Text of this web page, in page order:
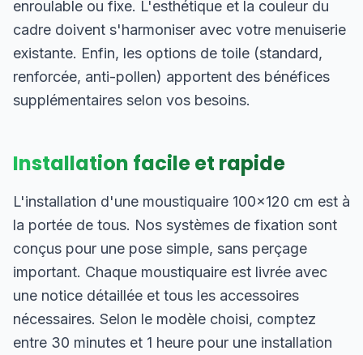
enroulable ou fixe. L'esthétique et la couleur du
cadre doivent s'harmoniser avec votre menuiserie
existante. Enfin, les options de toile (standard,
renforcée, anti-pollen) apportent des bénéfices
supplémentaires selon vos besoins.
Installation facile et rapide
L'installation d'une moustiquaire 100×120 cm est à
la portée de tous. Nos systèmes de fixation sont
conçus pour une pose simple, sans perçage
important. Chaque moustiquaire est livrée avec
une notice détaillée et tous les accessoires
nécessaires. Selon le modèle choisi, comptez
entre 30 minutes et 1 heure pour une installation